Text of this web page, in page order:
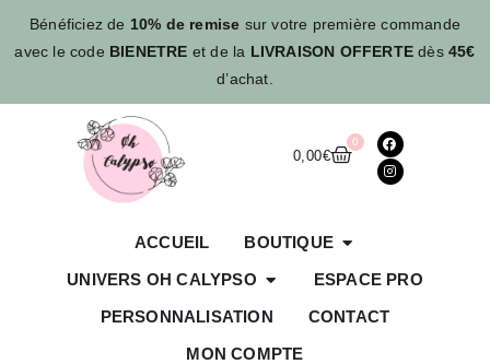
Bénéficiez de 10% de remise sur votre première commande
avec le code BIENETRE et de la LIVRAISON OFFERTEdès45€
d’achat.
0,00€
0
ACCUEIL
BOUTIQUE
UNIVERS OH CALYPSO
ESPACE PRO
PERSONNALISATION
CONTACT
MON COMPTE